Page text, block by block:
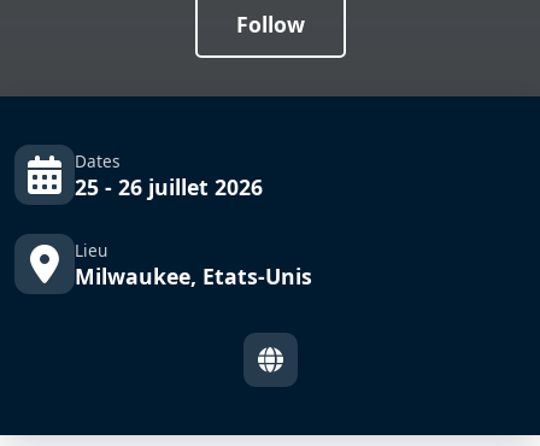
Follow
Dates
25 - 26 juillet 2026
Lieu
Milwaukee, Etats-Unis